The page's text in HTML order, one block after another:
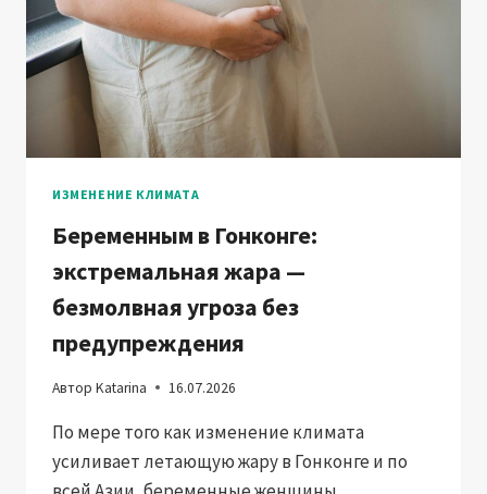
ДИЕГО?
ИЗМЕНЕНИЕ КЛИМАТА
Беременным в Гонконге:
экстремальная жара —
безмолвная угроза без
предупреждения
Автор Katarina 16.07.2026
По мере того как изменение климата
усиливает летающую жару в Гонконге и по